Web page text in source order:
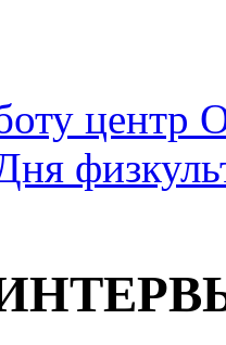
центр